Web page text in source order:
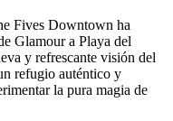
Fives Downtown ha
Glamour a Playa del
y refrescante visión del
refugio auténtico y
la pura magia de